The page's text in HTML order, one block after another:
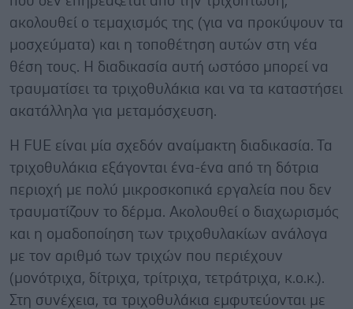
ακολουθεί ο τεμαχισμός της (για να προκύψουν τα
μοσχεύματα) και η τοποθέτηση αυτών στη νέα
θέση τους. Η διαδικασία αυτή ωστόσο μπορεί να
τραυματίσει τα τριχοθυλάκια και να τα καταστήσει
ακατάλληλα για μεταμόσχευση.
Η FUE είναι μία σχεδόν αναίμακτη διαδικασία. Τα
τριχοθυλάκια εξάγονται ένα-ένα από τη δότρια
περιοχή με πολύ μικροσκοπικά εργαλεία που δεν
τραυματίζουν το δέρμα. Ακολουθεί ο διαχωρισμός
και η ομαδοποίηση των τριχοθυλακίων ανάλογα
με τον αριθμό των τριχών που περιέχουν
(μονότριχα, δίτριχα, τρίτριχα, τετράτριχα, κ.ο.κ.).
Στη συνέχεια, τα τριχοθυλάκια εμφυτεύονται με